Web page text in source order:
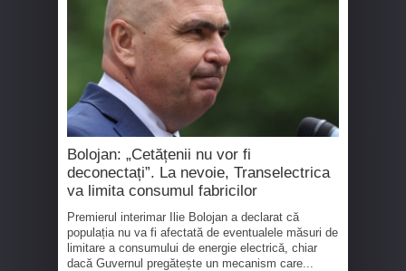
Bolojan: „Cetățenii nu vor fi
deconectați”. La nevoie, Transelectrica
va limita consumul fabricilor
Premierul interimar Ilie Bolojan a declarat că
populația nu va fi afectată de eventualele măsuri de
limitare a consumului de energie electrică, chiar
dacă Guvernul pregătește un mecanism care...